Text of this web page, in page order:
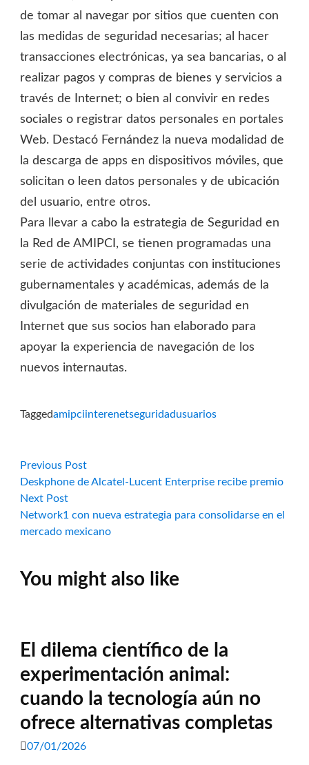
de tomar al navegar por sitios que cuenten con
las medidas de seguridad necesarias; al hacer
transacciones electrónicas, ya sea bancarias, o al
realizar pagos y compras de bienes y servicios a
través de Internet; o bien al convivir en redes
sociales o registrar datos personales en portales
Web. Destacó Fernández la nueva modalidad de
la descarga de apps en dispositivos móviles, que
solicitan o leen datos personales y de ubicación
del usuario, entre otros.
Para llevar a cabo la estrategia de Seguridad en
la Red de AMIPCI, se tienen programadas una
serie de actividades conjuntas con instituciones
gubernamentales y académicas, además de la
divulgación de materiales de seguridad en
Internet que sus socios han elaborado para
apoyar la experiencia de navegación de los
nuevos internautas.
Taggedamipciinterenetseguridadusuarios
Navegación
de
entradas
Previous PostPrevious
post:
Deskphone de Alcatel-Lucent Enterprise recibe premio
Next PostNext
post:
Network1 con nueva estrategia para consolidarse en el
mercado mexicano
You might also like
El dilema científico de la
experimentación animal:
cuando la tecnología aún no
ofrece alternativas completas
07/01/2026